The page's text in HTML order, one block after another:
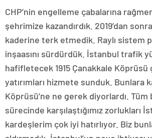
CHP’nin engelleme çabalarına
şehrimize kazandırdık. 2019’dan
kaderine terk etmedik. Raylı sistem
inşaasını sürdürdük. İstanbul trafik
hafifletecek 1915 Çanakkale Köprüsü
yatırımları hizmete sunduk. Bunlara
Köprüsü’ne ne gerek diyorlardı.
sürecinde karşılaştığımız zorlukları
kardeşlerim çok iyi hatırlıyor. Biz